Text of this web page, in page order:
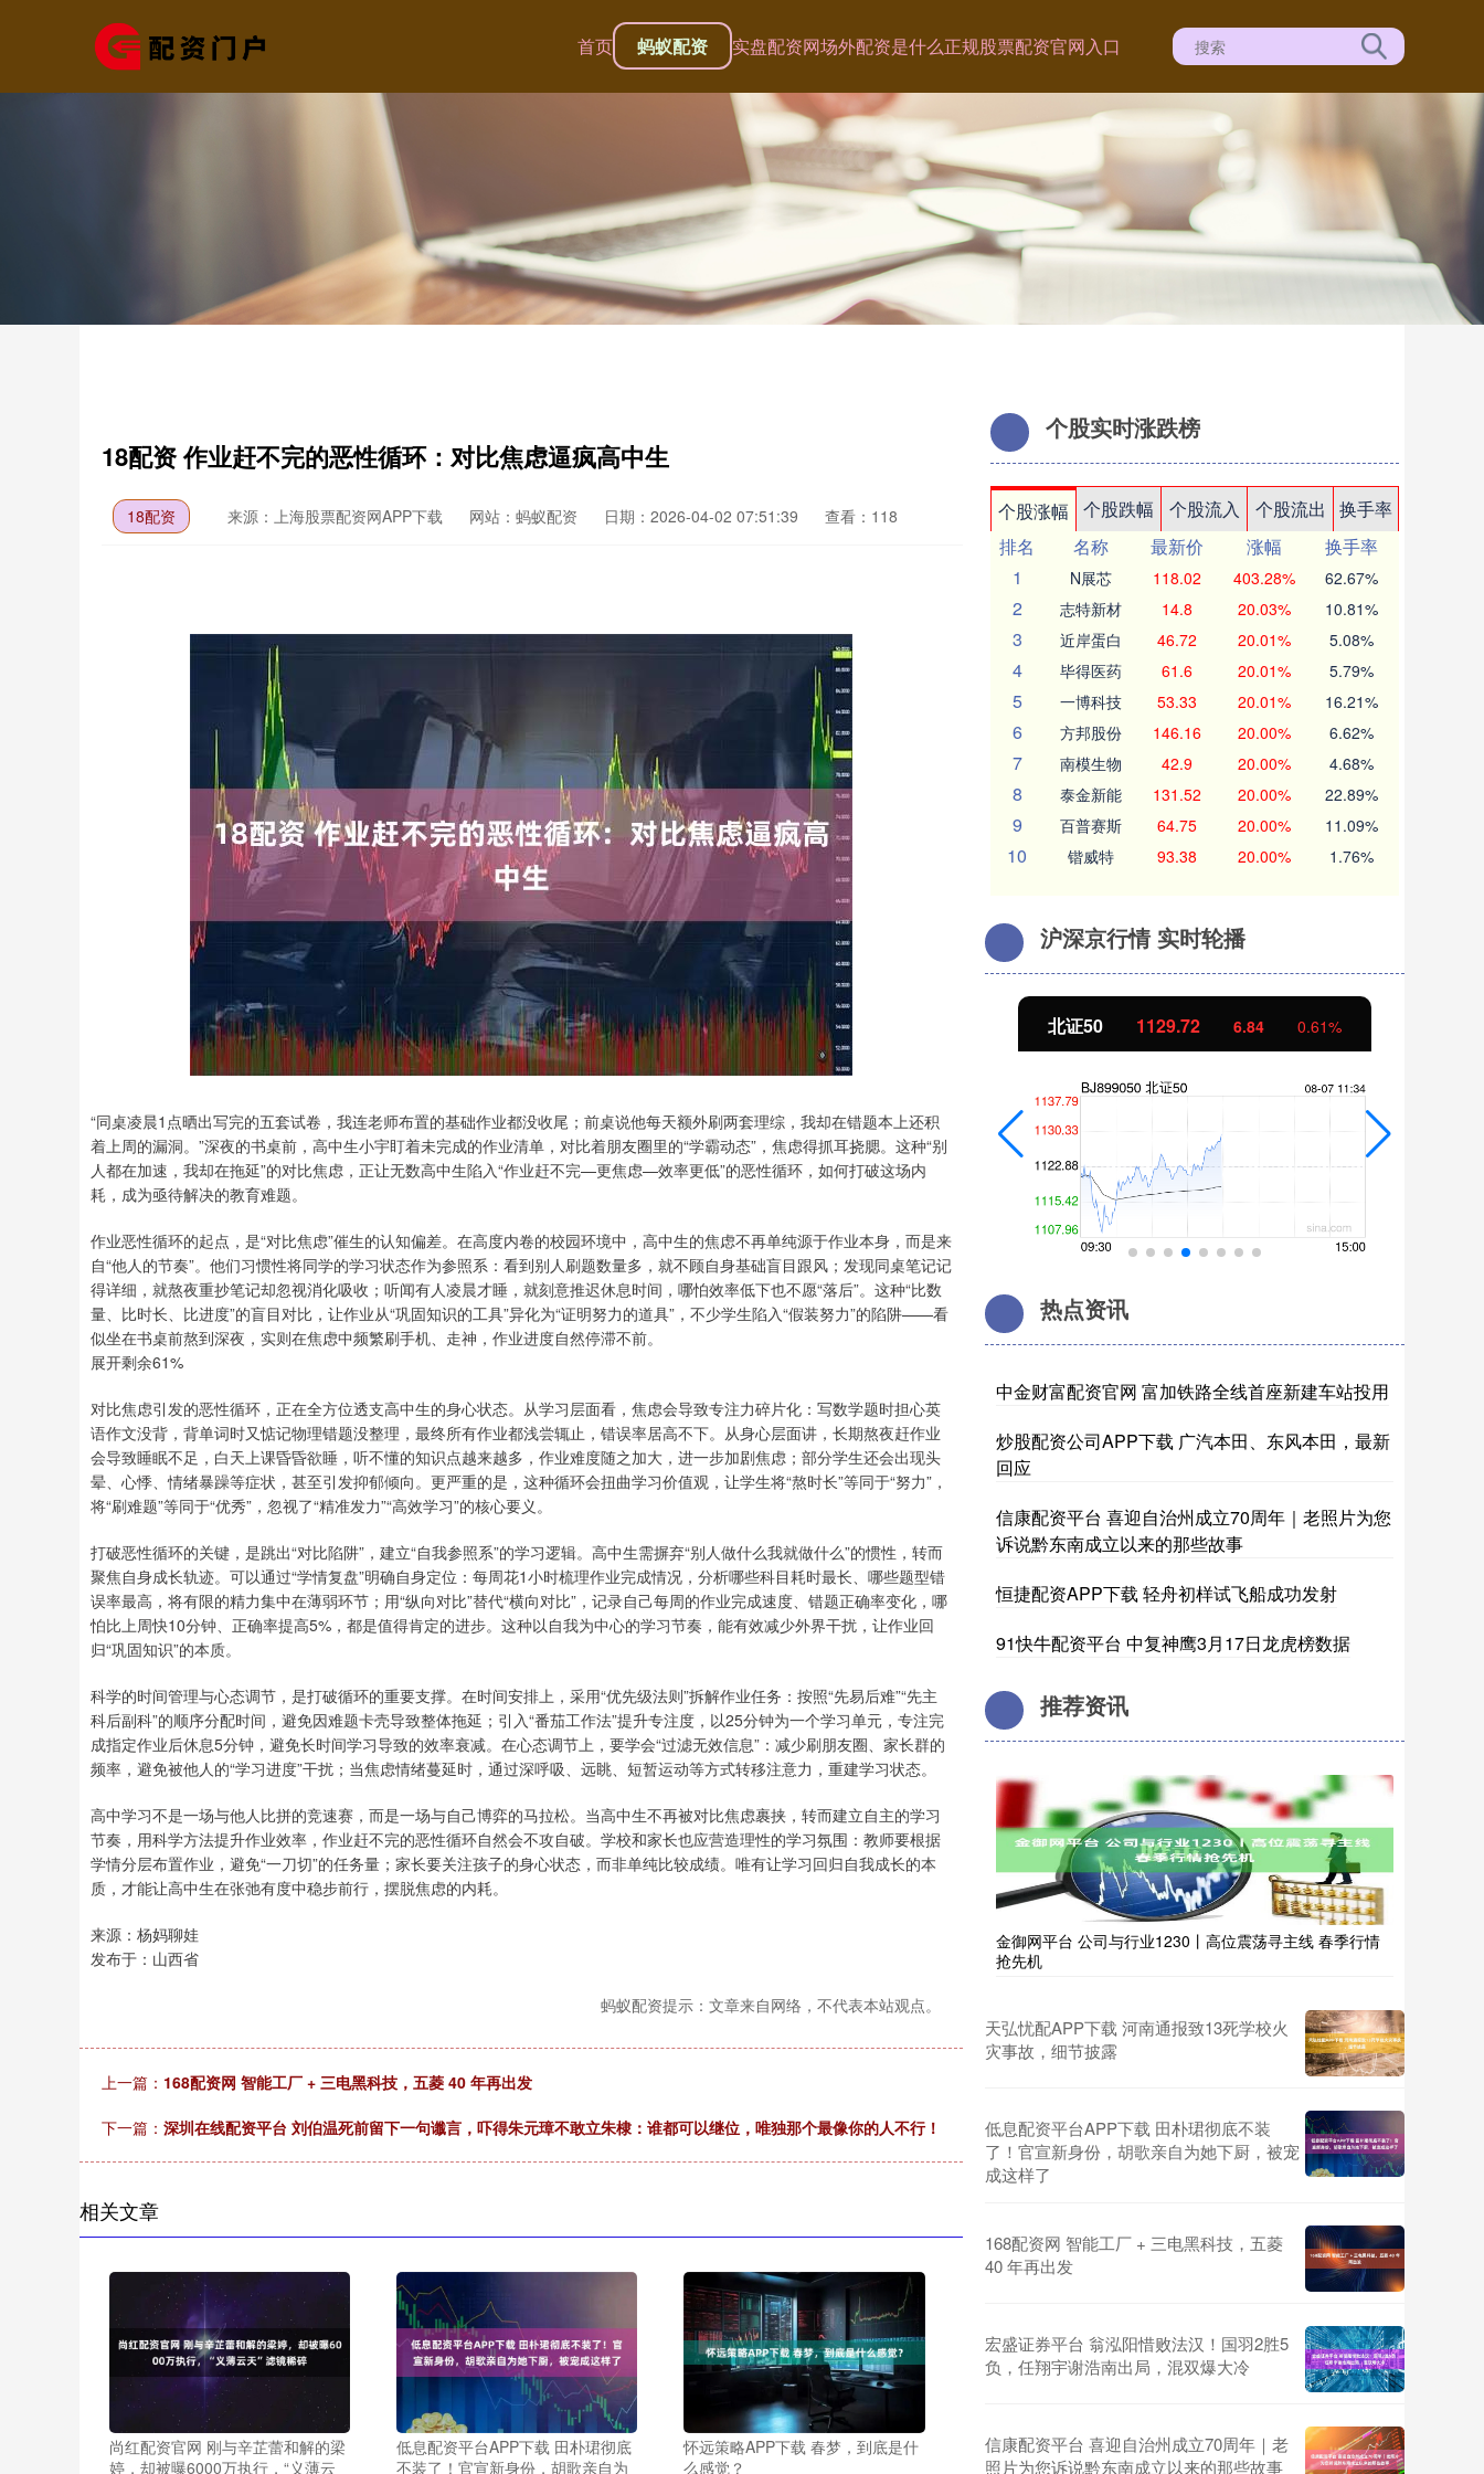
首页 蚂蚁配资 实盘配资网场外配资是什么正规股票配资官网入口
18配资 作业赶不完的恶性循环：对比焦虑逼疯高中生
18配资 来源：上海股票配资网APP下载 网站：蚂蚁配资 日期：2026-04-02 07:51:39 查看：118
“同桌凌晨1点晒出写完的五套试卷，我连老师布置的基础作业都没收尾；前桌说他每天额外刷两套理综，我却在错题本上还积
着上周的漏洞。”深夜的书桌前，高中生小宇盯着未完成的作业清单，对比着朋友圈里的“学霸动态”，焦虑得抓耳挠腮。这种“别
人都在加速，我却在拖延”的对比焦虑，正让无数高中生陷入“作业赶不完—更焦虑—效率更低”的恶性循环，如何打破这场内
耗，成为亟待解决的教育难题。
作业恶性循环的起点，是“对比焦虑”催生的认知偏差。在高度内卷的校园环境中，高中生的焦虑不再单纯源于作业本身，而是来
自“他人的节奏”。他们习惯性将同学的学习状态作为参照系：看到别人刷题数量多，就不顾自身基础盲目跟风；发现同桌笔记记
得详细，就熬夜重抄笔记却忽视消化吸收；听闻有人凌晨才睡，就刻意推迟休息时间，哪怕效率低下也不愿“落后”。这种“比数
量、比时长、比进度”的盲目对比，让作业从“巩固知识的工具”异化为“证明努力的道具”，不少学生陷入“假装努力”的陷阱——看
似坐在书桌前熬到深夜，实则在焦虑中频繁刷手机、走神，作业进度自然停滞不前。
展开剩余61%
对比焦虑引发的恶性循环，正在全方位透支高中生的身心状态。从学习层面看，焦虑会导致专注力碎片化：写数学题时担心英
语作文没背，背单词时又惦记物理错题没整理，最终所有作业都浅尝辄止，错误率居高不下。从身心层面讲，长期熬夜赶作业
会导致睡眠不足，白天上课昏昏欲睡，听不懂的知识点越来越多，作业难度随之加大，进一步加剧焦虑；部分学生还会出现头
晕、心悸、情绪暴躁等症状，甚至引发抑郁倾向。更严重的是，这种循环会扭曲学习价值观，让学生将“熬时长”等同于“努力”，
将“刷难题”等同于“优秀”，忽视了“精准发力”“高效学习”的核心要义。
打破恶性循环的关键，是跳出“对比陷阱”，建立“自我参照系”的学习逻辑。高中生需摒弃“别人做什么我就做什么”的惯性，转而
聚焦自身成长轨迹。可以通过“学情复盘”明确自身定位：每周花1小时梳理作业完成情况，分析哪些科目耗时最长、哪些题型错
误率最高，将有限的精力集中在薄弱环节；用“纵向对比”替代“横向对比”，记录自己每周的作业完成速度、错题正确率变化，哪
怕比上周快10分钟、正确率提高5%，都是值得肯定的进步。这种以自我为中心的学习节奏，能有效减少外界干扰，让作业回
归“巩固知识”的本质。
科学的时间管理与心态调节，是打破循环的重要支撑。在时间安排上，采用“优先级法则”拆解作业任务：按照“先易后难”“先主
科后副科”的顺序分配时间，避免因难题卡壳导致整体拖延；引入“番茄工作法”提升专注度，以25分钟为一个学习单元，专注完
成指定作业后休息5分钟，避免长时间学习导致的效率衰减。在心态调节上，要学会“过滤无效信息”：减少刷朋友圈、家长群的
频率，避免被他人的“学习进度”干扰；当焦虑情绪蔓延时，通过深呼吸、远眺、短暂运动等方式转移注意力，重建学习状态。
高中学习不是一场与他人比拼的竞速赛，而是一场与自己博弈的马拉松。当高中生不再被对比焦虑裹挟，转而建立自主的学习
节奏，用科学方法提升作业效率，作业赶不完的恶性循环自然会不攻自破。学校和家长也应营造理性的学习氛围：教师要根据
学情分层布置作业，避免“一刀切”的任务量；家长要关注孩子的身心状态，而非单纯比较成绩。唯有让学习回归自我成长的本
质，才能让高中生在张弛有度中稳步前行，摆脱焦虑的内耗。
来源：杨妈聊娃
发布于：山西省
蚂蚁配资提示：文章来自网络，不代表本站观点。
上一篇： 168配资网 智能工厂 + 三电黑科技，五菱 40 年再出发
下一篇： 深圳在线配资平台 刘伯温死前留下一句谶言，吓得朱元璋不敢立朱棣：谁都可以继位，唯独那个最像你的人不行！
相关文章
尚红配资官网 刚与辛芷蕾和解的梁
婷，却被曝6000万执行，“义薄云
低息配资平台APP下载 田朴珺彻底
不装了！官宣新身份，胡歌亲自为
怀远策略APP下载 春梦，到底是什
么感觉？
个股实时涨跌榜
个股涨幅 个股跌幅 个股流入 个股流出
换手率
排名
名称 最新价 涨幅
换手率
1
N展芯 118.02 403.28% 62.67%
2 志特新材 14.8 20.03% 10.81%
3 近岸蛋白 46.72 20.01% 5.08%
4 毕得医药 61.6 20.01% 5.79%
5 一博科技 53.33 20.01% 16.21%
6 方邦股份 146.16 20.00% 6.62%
7 南模生物 42.9 20.00% 4.68%
8 泰金新能 131.52 20.00% 22.89%
9 百普赛斯 64.75 20.00% 11.09%
10 锴威特 93.38 20.00% 1.76%
沪深京行情 实时轮播
深证成指 14295.08 184.96 1.31% 沪深300 4689.96 38.65 北证50 1129.72 6.84 0.61%
热点资讯
中金财富配资官网 富加铁路全线首座新建车站投用
炒股配资公司APP下载 广汽本田、东风本田，最新
回应
信康配资平台 喜迎自治州成立70周年｜老照片为您
诉说黔东南成立以来的那些故事
恒捷配资APP下载 轻舟初样试飞船成功发射
91快牛配资平台 中复神鹰3月17日龙虎榜数据
推荐资讯
金御网平台 公司与行业1230丨高位震荡寻主线 春季行情
抢先机
天弘忧配APP下载 河南通报致13死学校火
灾事故，细节披露
低息配资平台APP下载 田朴珺彻底不装
了！官宣新身份，胡歌亲自为她下厨，被宠
成这样了
168配资网 智能工厂 + 三电黑科技，五菱
40 年再出发
宏盛证券平台 翁泓阳惜败法汉！国羽2胜5
负，任翔宇谢浩南出局，混双爆大冷
信康配资平台 喜迎自治州成立70周年｜老
照片为您诉说黔东南成立以来的那些故事